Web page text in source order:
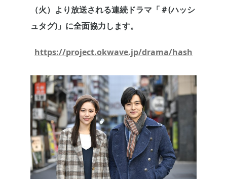
（火）より放送される連続ドラマ「＃(ハッシ
ュタグ)」に全面協力します。
https://project.okwave.jp/drama/hash